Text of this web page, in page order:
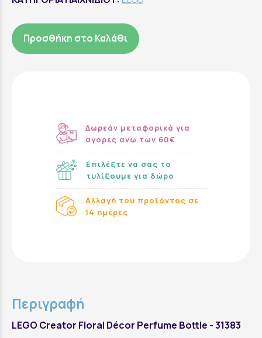
Προσθήκη στο Καλάθι
Δωρεάν μεταφορικά για
αγορες ανω των 60€
Επιλέξτε να σας το
τυλίξουμε για δώρο
Αλλαγή του προϊόντος σε
14 ημέρες
Περιγραφή
LEGO Creator Floral Décor Perfume Bottle - 31383